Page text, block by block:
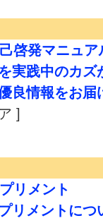
啓発マニュ
実践中のカズ
良情報をお届
]
リメント
リメントにつ